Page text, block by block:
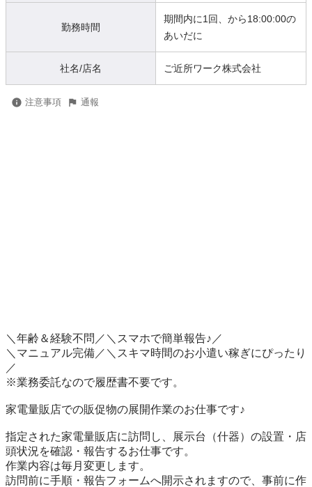
勤務時間
期間内に1回、から18:00:00の
あいだに
社名/店名 ご近所ワーク株式会社
注意事項 通報
＼年齢＆経験不問／＼スマホで簡単報告♪／
＼マニュアル完備／＼スキマ時間のお小遣い稼ぎにぴったり
／
※業務委託なので履歴書不要です。
家電量販店での販促物の展開作業のお仕事です♪
指定された家電量販店に訪問し、展示台（什器）の設置・店
頭状況を確認・報告するお仕事です。
作業内容は毎月変更します。
訪問前に手順・報告フォームへ開示されますので、事前に作